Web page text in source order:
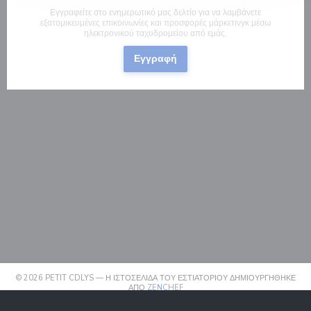
Εγγραφείτε στο ενημερωτικό μας δελτίο για να λαμβάνετε
εξατομικευμένες επικοινωνίες και προσφορές μάρκετινγκ μέσω
ηλεκτρονικού ταχυδρομείου από εμάς.
Εγγραφή
© 2026 PETIT CDLYS — Η ΙΣΤΟΣΕΛΊΔΑ ΤΟΥ ΕΣΤΙΑΤΟΡΊΟΥ ΔΗΜΙΟΥΡΓΉΘΗΚΕ
ΑΠΌZENCHEF((ΑΝΟΊΓΕΙ ΣΕ ΝΈΟ ΠΑΡΆΘΥΡΟ))